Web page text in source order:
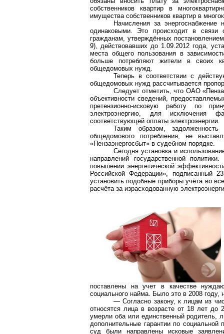
собственников квартир в
имущества собственников квартир в
Начисления за
одинаковыми. Это происходит в связи
гражданам, утверждённых
9), действовавших до 1.09.2012 года,
места общего пользования в
больше потребляют жители в своих
общедомовых нужд.
Теперь в соответствии с
общедомовых нужд рассчитывается
Следует отметить, что ОАО
объективности сведений,
претензионно-исковую работу по
электроэнергию, для исключения
соответствующей оплаты электроэнергии.
Таким образом,
общедомового потребления, не
«Пензаэнергосбыт» в судебном порядке.
Сегодня установка и
направлений государственной
повышении энергетической
Российской Федерации», подписанный
установить подобные приборы учёта во
расчёта за израсходованную
поставлены на учет в качестве
социального найма. Было это в 2008 году,
— Согласно закону, к лицам из
относятся лица в возрасте от 18 лет до
умерли оба или единственный родитель,
дополнительные гарантии по
суд были направлены исковые